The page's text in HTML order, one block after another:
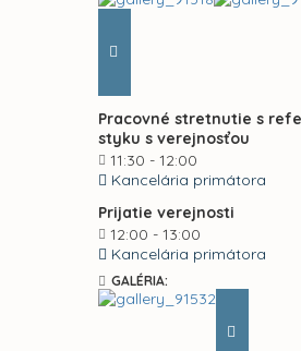
Pracovné stretnutie s
styku s verejnosťou
11:30 - 12:00
Kancelária primátora
Prijatie verejnosti
12:00 - 13:00
Kancelária primátora
GALÉRIA: